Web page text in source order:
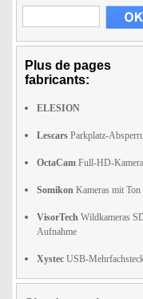
Plus de pages
fabricants:
ELESION
Lescars Parkplatz-
OctaCam Full-HD-
Somikon Kameras mit Ton
VisorTech Wildkameras
Aufnahme
Xystec USB-